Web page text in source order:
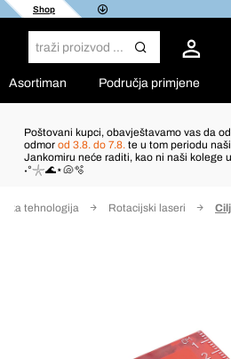
Shop
Asortiman Područja primjene
Poštovani kupci, obavještavamo vas da
odmor od 3.8. do 7.8. te u tom periodu
Jankomiru neće raditi, kao ni naši kolege
˖°𓇼🌊⋆🐚🫧
tehnologija Rotacijski laseri